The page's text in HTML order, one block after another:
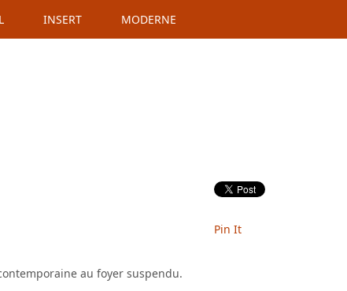
INSERT MODERNE
au foyer suspendu.
Pin It